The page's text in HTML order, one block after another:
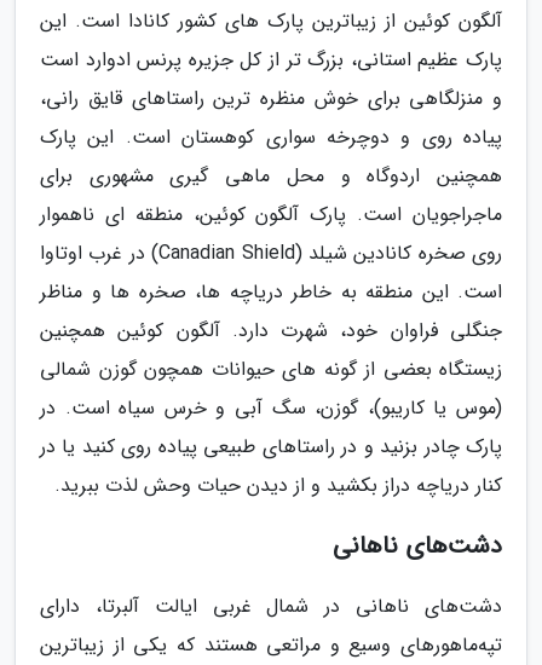
آلگون کوئین از زیباترین پارک های کشور کانادا است. این
پارک عظیم استانی، بزرگ تر از کل جزیره پرنس ادوارد است
و منزلگاهی برای خوش منظره ترین راستاهای قایق رانی،
پیاده روی و دوچرخه سواری کوهستان است. این پارک
همچنین اردوگاه و محل ماهی گیری مشهوری برای
ماجراجویان است. پارک آلگون کوئین، منطقه ای ناهموار
روی صخره کانادین شیلد (Canadian Shield) در غرب اوتاوا
است. این منطقه به خاطر دریاچه ها، صخره ها و مناظر
جنگلی فراوان خود، شهرت دارد. آلگون کوئین همچنین
زیستگاه بعضی از گونه های حیوانات همچون گوزن شمالی
(موس یا کاریبو)، گوزن، سگ آبی و خرس سیاه است. در
پارک چادر بزنید و در راستاهای طبیعی پیاده روی کنید یا در
کنار دریاچه دراز بکشید و از دیدن حیات وحش لذت ببرید.
دشت‌های ناهانی
دشت‌های ناهانی در شمال غربی ایالت آلبرتا، دارای
تپه‌ماهورهای وسیع و مراتعی هستند که یکی از زیباترین